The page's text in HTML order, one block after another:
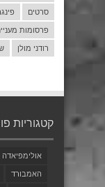
סרטים
פרסומות
רודני מולן
קטגוריות
אולימפיאדה
האמבורד